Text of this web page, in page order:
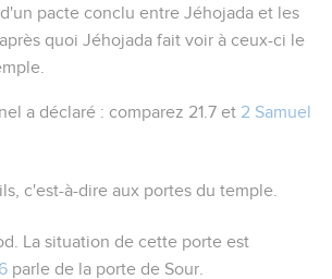
pacte conclu entre Jéhojada et les
quoi Jéhojada fait voir à ceux-ci le
a déclaré : comparez 21.7 et 2 Samuel
, c'est-à-dire aux portes du temple.
. La situation de cette porte est
parle de la porte de Sour.